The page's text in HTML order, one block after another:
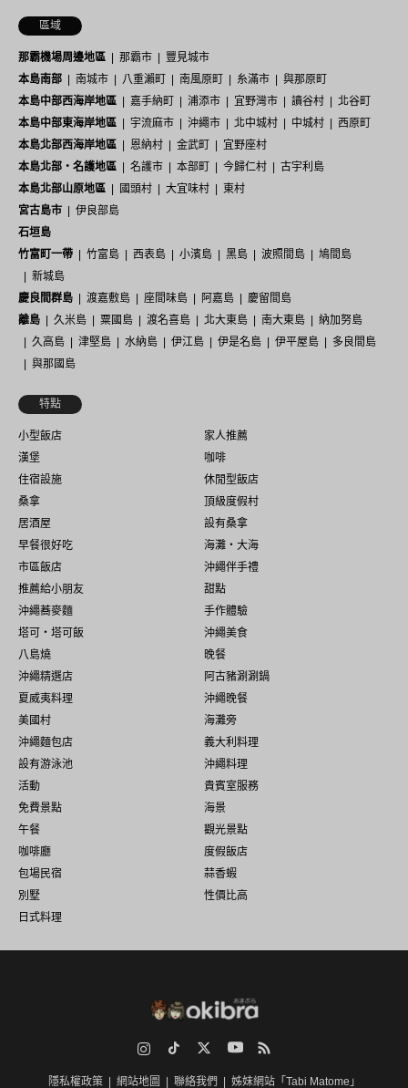
區域
那霸機場周邊地區 那霸市
豐見城市
本島南部
南城市 八重瀨町 南風原町 糸滿市
與那原町
本島中部西海岸地區
嘉手納町 浦添市 宜野灣市 讀谷村
北谷町
本島中部東海岸地區
宇流麻市 沖繩市 北中城村 中城村
西原町
本島北部西海岸地區
恩納村 金武町
宜野座村
本島北部・名護地區
名護市 本部町 今歸仁村
古宇利島
本島北部山原地區
國頭村 大宜味村
東村
宮古島市
伊良部島
石垣島
竹富町一帶
竹富島 西表島 小濱島 黑島 波照間島
鳩間島
新城島
慶良間群島
渡嘉敷島 座間味島 阿嘉島
慶留間島
離島
久米島 粟國島 渡名喜島 北大東島 南大東島
納加努島
久高島
津堅島 水納島 伊江島 伊是名島 伊平屋島
多良間島
與那國島
特點
小型飯店
家人推薦
漢堡
咖啡
住宿設施
休閒型飯店
桑拿
頂級度假村
居酒屋
設有桑拿
早餐很好吃
海灘・大海
市區飯店
沖繩伴手禮
推薦給小朋友
甜點
沖繩蕎麥麵
手作體驗
塔可・塔可飯
沖繩美食
八島燒
晚餐
沖繩精選店
阿古豬涮涮鍋
夏威夷料理
沖繩晚餐
美國村
海灘旁
沖繩麵包店
義大利料理
設有游泳池
沖繩料理
活動
貴賓室服務
免費景點
海景
午餐
觀光景點
咖啡廳
度假飯店
包場民宿
蒜香蝦
別墅
性價比高
日式料理
YouTube RSS
隱私權政策 網站地圖 聯絡我們 姊妹網站「Tabi Matome」